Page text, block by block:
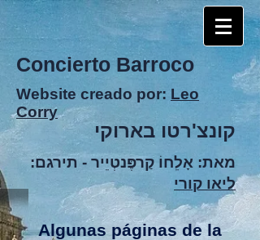
Concierto Barroco
Website creado por: Leo
Corry
קונצ'רטו בארוקי
מאת: אָלֵחוֹ קַרפֶּנטְיֵיר -תירגם:
ליאו קורי
Algunas páginas de la